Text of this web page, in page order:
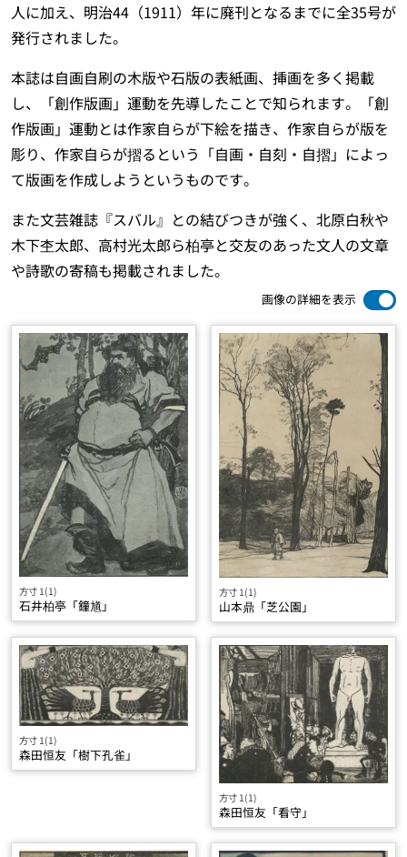
人に加え、明治44（1911）年に廃刊となるまでに全35号が
発行されました。
本誌は自画自刷の木版や石版の表紙画、挿画を多く掲載
し、「創作版画」運動を先導したことで知られます。「創
作版画」運動とは作家自らが下絵を描き、作家自らが版を
彫り、作家自らが摺るという「自画・自刻・自摺」によっ
て版画を作成しようというものです。
また文芸雑誌『スバル』との結びつきが強く、北原白秋や
木下杢太郎、高村光太郎ら柏亭と交友のあった文人の文章
や詩歌の寄稿も掲載されました。
画像の詳細を表示
方寸 1(1)
石井柏亭「鐘馗」
方寸 1(1)
山本鼎「芝公園」
方寸 1(1)
森田恒友「樹下孔雀」
方寸 1(1)
森田恒友「看守」